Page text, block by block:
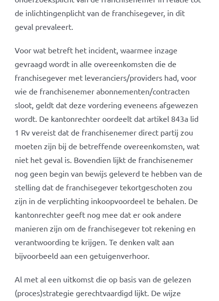
de inlichtingenplicht van de franchisegever, in dit
geval prevaleert.
Voor wat betreft het incident, waarmee inzage
gevraagd wordt in alle overeenkomsten die de
franchisegever met leveranciers/providers had, voor
wie de franchisenemer abonnementen/contracten
sloot, geldt dat deze vordering eveneens afgewezen
wordt. De kantonrechter oordeelt dat artikel 843a lid
1 Rv vereist dat de franchisenemer direct partij zou
moeten zijn bij de betreffende overeenkomsten, wat
niet het geval is. Bovendien lijkt de franchisenemer
nog geen begin van bewijs geleverd te hebben van de
stelling dat de franchisegever tekortgeschoten zou
zijn in de verplichting inkoopvoordeel te behalen. De
kantonrechter geeft nog mee dat er ook andere
manieren zijn om de franchisegever tot rekening en
verantwoording te krijgen. Te denken valt aan
bijvoorbeeld aan een getuigenverhoor.
Al met al een uitkomst die op basis van de gelezen
(proces)strategie gerechtvaardigd lijkt. De wijze